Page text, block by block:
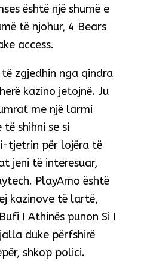
është një shumë e
të njohur, 4 Bears
access.
zgjedhin nga qindra
kazino jetojnë. Ju
me një larmi
të shihni se si
tjetrin për lojëra të
jeni të interesuar,
PlayAmo është
kazinove të lartë,
I Athinës punon Si I
duke përfshirë
shkop polici.